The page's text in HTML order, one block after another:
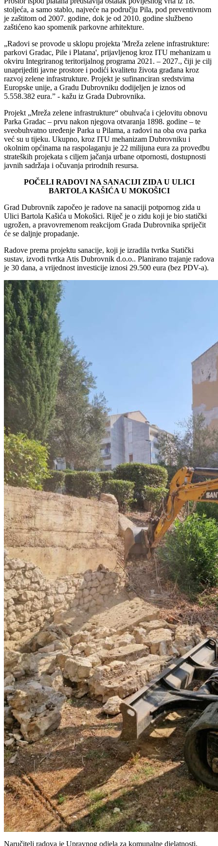
stoljeća, a samo stablo, najveće na području Pila, pod preventivnom
je zaštitom od 2007. godine, dok je od 2010. godine službeno
zaštićeno kao spomenik parkovne arhitekture.
„Radovi se provode u sklopu projekta 'Mreža zelene infrastrukture:
parkovi Gradac, Pile i Platana', prijavljenog kroz ITU mehanizam u
okviru Integriranog teritorijalnog programa 2021. – 2027., čiji je cilj
unaprijediti javne prostore i podići kvalitetu života građana kroz
razvoj zelene infrastrukture. Projekt je sufinanciran sredstvima
Europske unije, a Gradu Dubrovniku dodijeljen je iznos od
5.558.382 eura.” - kažu iz Grada Dubrovnika.
Projekt „Mreža zelene infrastrukture“ obuhvaća i cjelovitu obnovu
Parka Gradac – prvu nakon njegova otvaranja 1898. godine – te
sveobuhvatno uređenje Parka u Pilama, a radovi na oba ova parka
već su u tijeku. Ukupno, kroz ITU mehanizam Dubrovniku i
okolnim općinama na raspolaganju je 22 milijuna eura za provedbu
strateških projekata s ciljem jačanja urbane otpornosti, dostupnosti
javnih sadržaja i očuvanja prirodnih resursa.
POČELI RADOVI NA SANACIJI ZIDA U ULICI
BARTOLA KAŠIĆA U MOKOŠICI
Grad Dubrovnik započeo je radove na sanaciji potpornog zida u
Ulici Bartola Kašića u Mokošici. Riječ je o zidu koji je bio statički
ugrožen, a pravovremenom reakcijom Grada Dubrovnika spriječit
će se daljnje propadanje.
Radove prema projektu sanacije, koji je izradila tvrtka Statički
sustav, izvodi tvrtka Atis Dubrovnik d.o.o.. Planirano trajanje radova
je 30 dana, a vrijednost investicije iznosi 29.500 eura (bez PDV-a).
Naručitelj radova je Upravnog odjela za komunalne djelatnosti,